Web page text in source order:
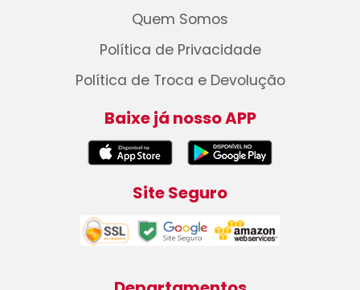
Quem Somos
Política de Privacidade
Política de Troca e Devolução
Baixe já nosso APP
Site Seguro